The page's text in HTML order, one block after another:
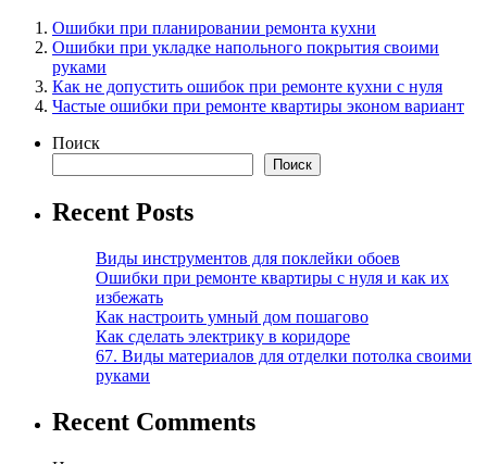
Ошибки при планировании ремонта кухни
Ошибки при укладке напольного покрытия своими
руками
Как не допустить ошибок при ремонте кухни с нуля
Частые ошибки при ремонте квартиры эконом вариант
Поиск
Поиск
Recent Posts
Виды инструментов для поклейки обоев
Ошибки при ремонте квартиры с нуля и как их
избежать
Как настроить умный дом пошагово
Как сделать электрику в коридоре
67. Виды материалов для отделки потолка своими
руками
Recent Comments